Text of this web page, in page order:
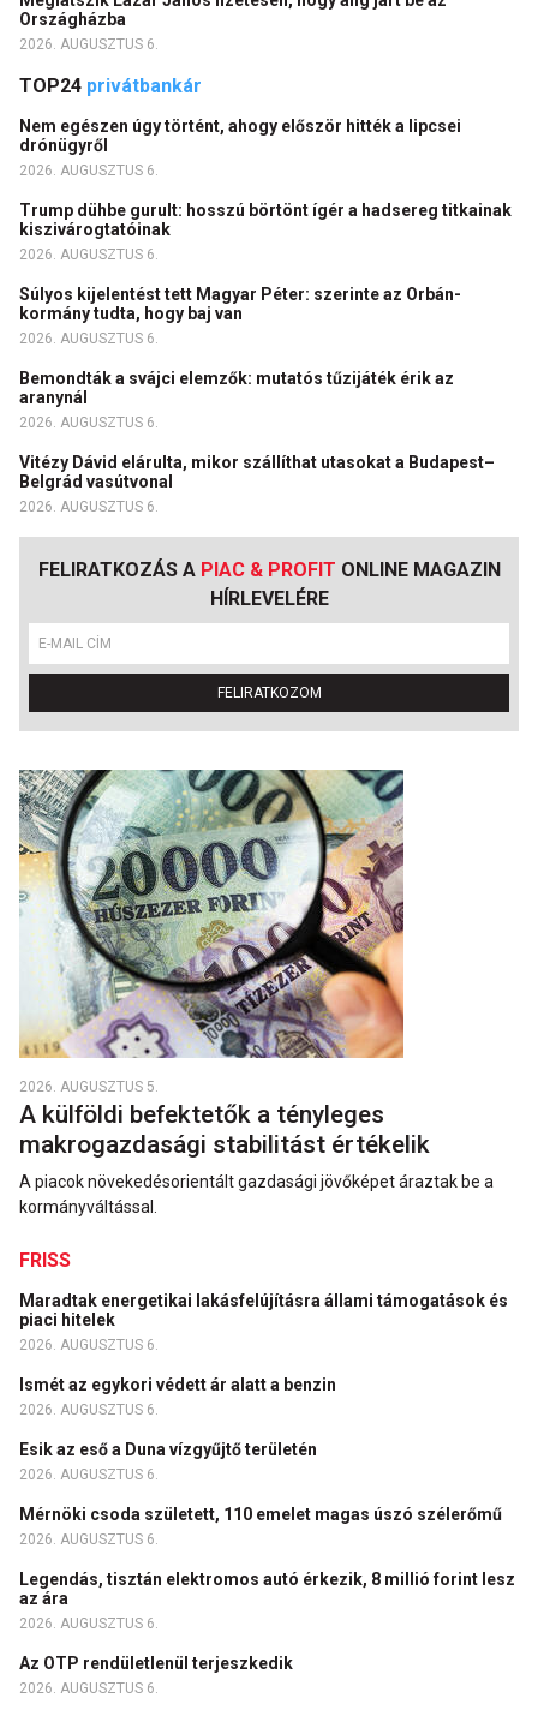
Országházba
2026. AUGUSZTUS 6.
TOP24 privátbankár
Nem egészen úgy történt, ahogy először hitték a lipcsei
drónügyről
2026. AUGUSZTUS 6.
Trump dühbe gurult: hosszú börtönt ígér a hadsereg titkainak
kiszivárogtatóinak
2026. AUGUSZTUS 6.
Súlyos kijelentést tett Magyar Péter: szerinte az Orbán-
kormány tudta, hogy baj van
2026. AUGUSZTUS 6.
Bemondták a svájci elemzők: mutatós tűzijáték érik az
aranynál
2026. AUGUSZTUS 6.
Vitézy Dávid elárulta, mikor szállíthat utasokat a Budapest–
Belgrád vasútvonal
2026. AUGUSZTUS 6.
FELIRATKOZÁS A PIAC & PROFIT ONLINE MAGAZIN
HÍRLEVELÉRE
FELIRATKOZOM
2026. AUGUSZTUS 5.
A külföldi befektetők a tényleges
makrogazdasági stabilitást értékelik
A piacok növekedésorientált gazdasági jövőképet áraztak be a
kormányváltással.
FRISS
Maradtak energetikai lakásfelújításra állami támogatások és
piaci hitelek
2026. AUGUSZTUS 6.
Ismét az egykori védett ár alatt a benzin
2026. AUGUSZTUS 6.
Esik az eső a Duna vízgyűjtő területén
2026. AUGUSZTUS 6.
Mérnöki csoda született, 110 emelet magas úszó szélerőmű
2026. AUGUSZTUS 6.
Legendás, tisztán elektromos autó érkezik, 8 millió forint lesz
az ára
2026. AUGUSZTUS 6.
Az OTP rendületlenül terjeszkedik
2026. AUGUSZTUS 6.